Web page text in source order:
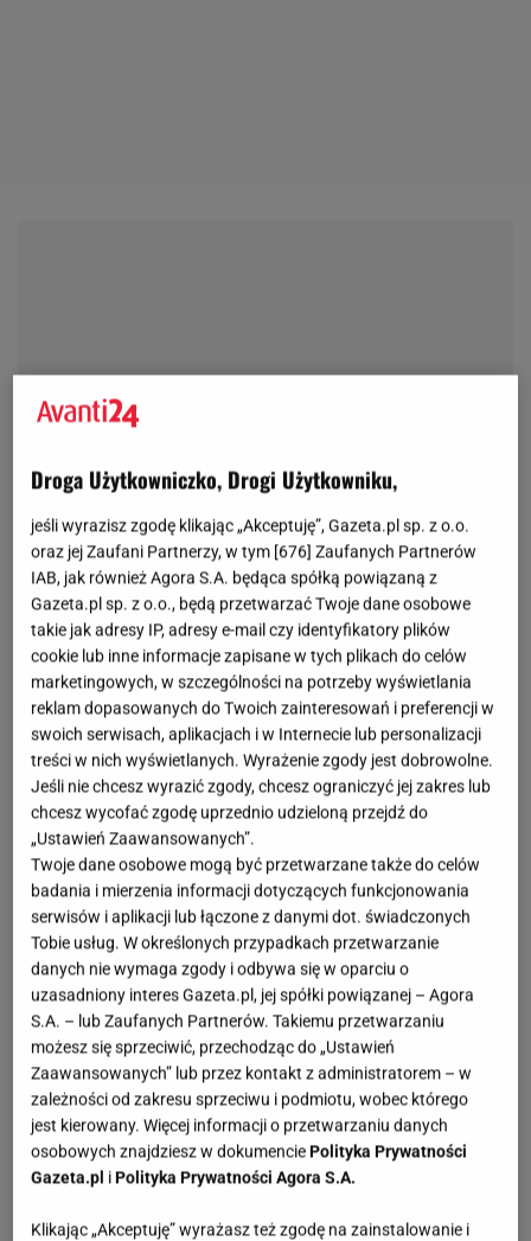
Droga Użytkowniczko, Drogi Użytkowniku,
jeśli wyrazisz zgodę klikając „Akceptuję”, Gazeta.pl sp. z o.o.
oraz jej Zaufani Partnerzy, w tym [676] Zaufanych Partnerów
IAB, jak również Agora S.A. będąca spółką powiązaną z
Gazeta.pl sp. z o.o., będą przetwarzać Twoje dane osobowe
takie jak adresy IP, adresy e-mail czy identyfikatory plików
cookie lub inne informacje zapisane w tych plikach do celów
marketingowych, w szczególności na potrzeby wyświetlania
reklam dopasowanych do Twoich zainteresowań i preferencji w
swoich serwisach, aplikacjach i w Internecie lub personalizacji
treści w nich wyświetlanych. Wyrażenie zgody jest dobrowolne.
Jeśli nie chcesz wyrazić zgody, chcesz ograniczyć jej zakres lub
chcesz wycofać zgodę uprzednio udzieloną przejdź do
„Ustawień Zaawansowanych”.
Twoje dane osobowe mogą być przetwarzane także do celów
badania i mierzenia informacji dotyczących funkcjonowania
serwisów i aplikacji lub łączone z danymi dot. świadczonych
Tobie usług. W określonych przypadkach przetwarzanie
danych nie wymaga zgody i odbywa się w oparciu o
uzasadniony interes Gazeta.pl, jej spółki powiązanej – Agora
S.A. – lub Zaufanych Partnerów. Takiemu przetwarzaniu
możesz się sprzeciwić, przechodząc do „Ustawień
Zaawansowanych” lub przez kontakt z administratorem – w
zależności od zakresu sprzeciwu i podmiotu, wobec którego
jest kierowany. Więcej informacji o przetwarzaniu danych
osobowych znajdziesz w dokumenciePolityka Prywatności
Gazeta.pl iPolityka Prywatności Agora S.A.
Klikając „Akceptuję” wyrażasz też zgodę na zainstalowanie i